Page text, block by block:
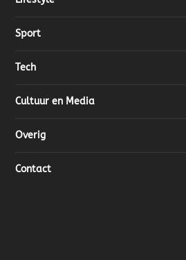
Sport
Tech
Cultuur en Media
Overig
Contact